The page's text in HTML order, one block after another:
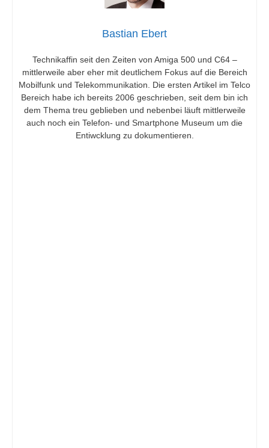
Bastian Ebert
Technikaffin seit den Zeiten von Amiga 500 und C64 –
mittlerweile aber eher mit deutlichem Fokus auf die Bereich
Mobilfunk und Telekommunikation. Die ersten Artikel im Telco
Bereich habe ich bereits 2006 geschrieben, seit dem bin ich
dem Thema treu geblieben und nebenbei läuft mittlerweile
auch noch ein Telefon- und Smartphone Museum um die
Entiwcklung zu dokumentieren.